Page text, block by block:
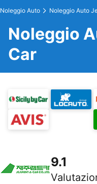
Noleggio Auto Noleggio Auto
Noleggio
Car
9.1